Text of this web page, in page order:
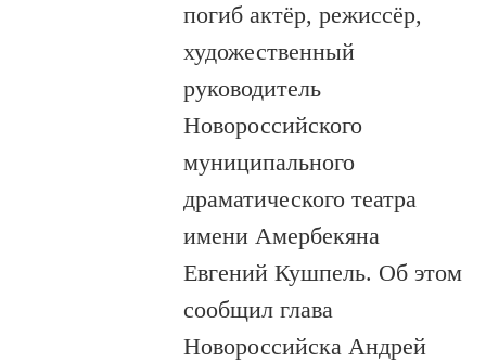
погиб актёр, режиссёр,
художественный
руководитель
Новороссийского
муниципального
драматического театра
имени Амербекяна
Евгений Кушпель. Об этом
сообщил глава
Новороссийска Андрей